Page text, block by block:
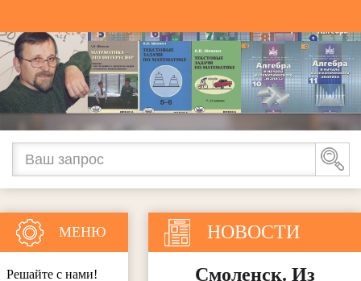
НОВОСТИ
Смоленск. Из
МЕНЮ
Решайте с нами!